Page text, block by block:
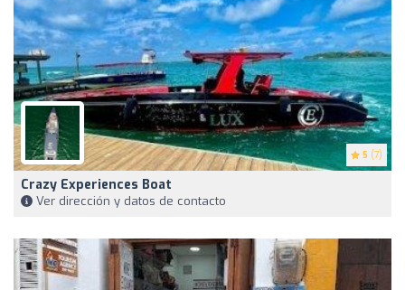
5 (7)
Crazy Experiences Boat
Ver dirección y datos de contacto